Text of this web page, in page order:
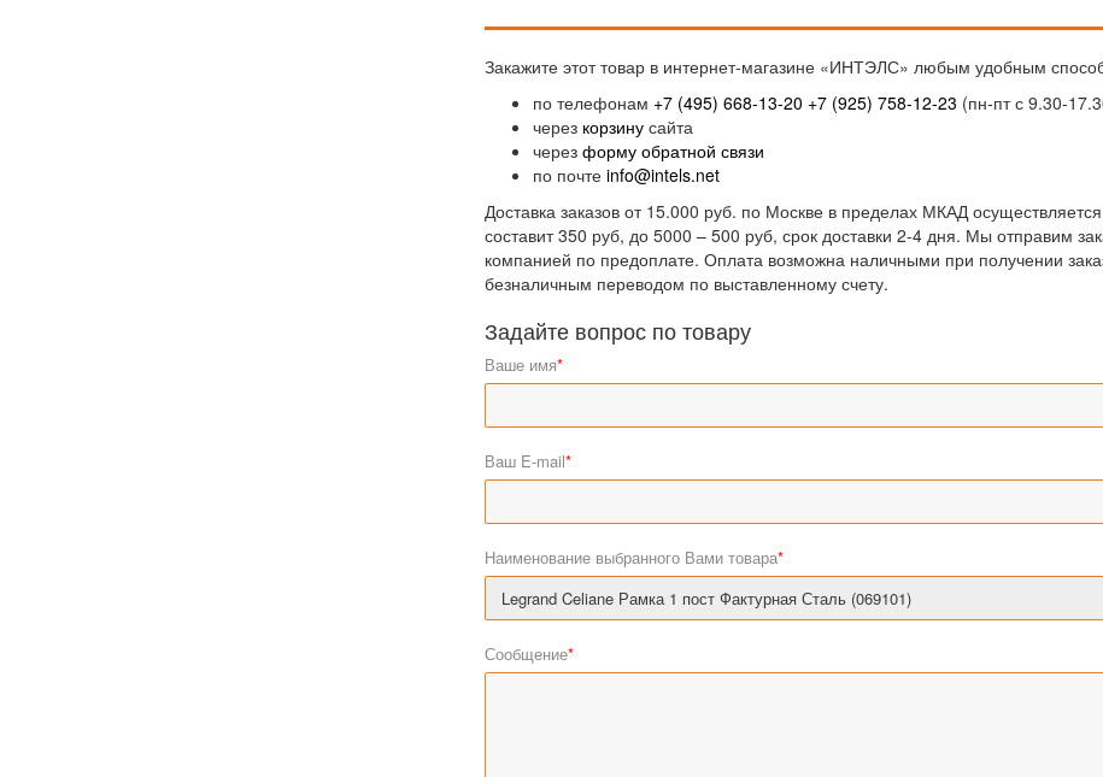
Закажите этот товар в интернет-магазине «ИНТЭЛС» любым удобным
по телефонам +7 (495) 668-13-20 +7 (925) 758-12-23 (пн-пт с 9.30-
через корзину сайта
через форму обратной связи
по почте info@intels.net
Доставка заказов от 15.000 руб. по Москве в пределах МКАД
составит 350 руб, до 5000 – 500 руб, срок доставки 2-4 дня. Мы отправим
компанией по предоплате. Оплата возможна наличными при получении
безналичным переводом по выставленному счету.
Задайте вопрос по товару
Ваше имя*
Ваш E-mail*
Наименование выбранного Вами товара*
Сообщение*